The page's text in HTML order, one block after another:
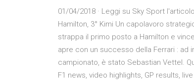
01/04/2018 · Leggi su Sky Sport
Hamilton, 3° Kimi Un capolavoro
strappa il primo posto a Hamilton e
apre con un successo della Ferrari : ad
campionato, è stato Sebastian Vettel.
F1 news, video highlights, GP results,